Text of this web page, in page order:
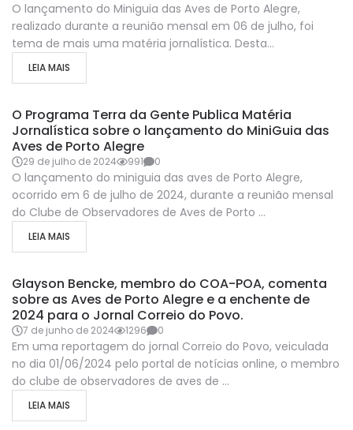
O lançamento do Miniguia das Aves de Porto Alegre,
realizado durante a reunião mensal em 06 de julho, foi
tema de mais uma matéria jornalística. Desta...
LEIA MAIS
O Programa Terra da Gente Publica Matéria
Jornalística sobre o lançamento do MiniGuia das
Aves de Porto Alegre
29 de julho de 2024 991 0
O lançamento do miniguia das aves de Porto Alegre,
ocorrido em 6 de julho de 2024, durante a reunião mensal
do Clube de Observadores de Aves de Porto ...
LEIA MAIS
Glayson Bencke, membro do COA-POA, comenta
sobre as Aves de Porto Alegre e a enchente de
2024 para o Jornal Correio do Povo.
7 de junho de 2024 1296 0
Em uma reportagem do jornal Correio do Povo, veiculada
no dia 01/06/2024 pelo portal de notícias online, o membro
do clube de observadores de aves de ...
LEIA MAIS